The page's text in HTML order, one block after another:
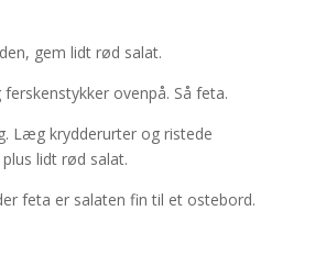
gem lidt rød salat.
ovenpå. Så feta.
Læg krydderurter og ristede
lidt rød salat.
feta er salaten fin til et ostebord.